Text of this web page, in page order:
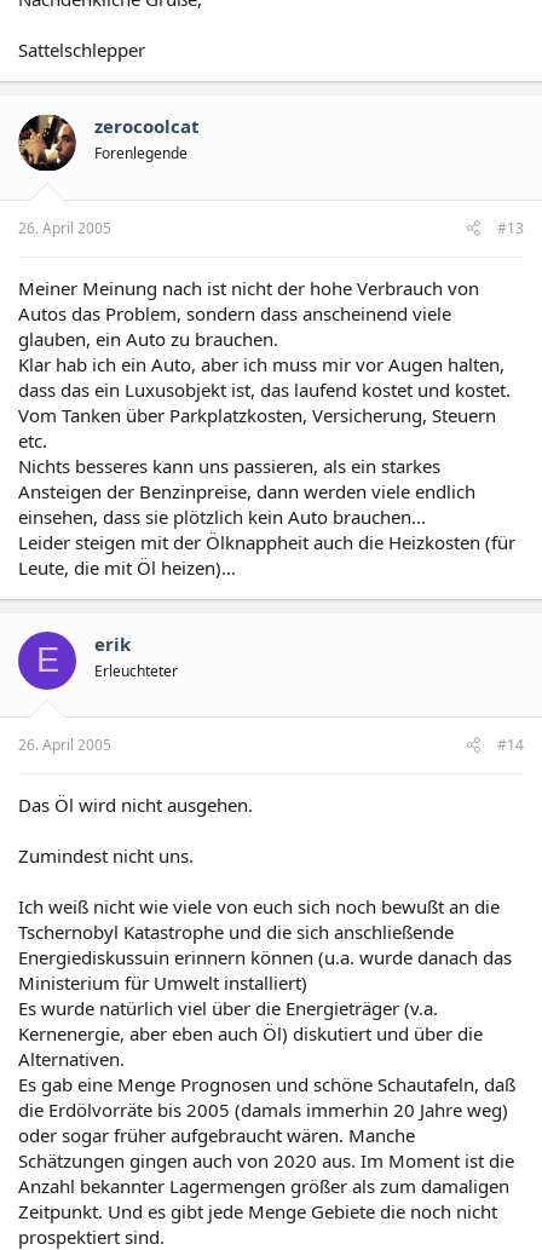
Sattelschlepper
zerocoolcat
Forenlegende
26. April 2005 #13
Meiner Meinung nach ist nicht der hohe Verbrauch von
Autos das Problem, sondern dass anscheinend viele
glauben, ein Auto zu brauchen.
Klar hab ich ein Auto, aber ich muss mir vor Augen halten,
dass das ein Luxusobjekt ist, das laufend kostet und kostet.
Vom Tanken über Parkplatzkosten, Versicherung, Steuern
etc.
Nichts besseres kann uns passieren, als ein starkes
Ansteigen der Benzinpreise, dann werden viele endlich
einsehen, dass sie plötzlich kein Auto brauchen...
Leider steigen mit der Ölknappheit auch die Heizkosten (für
Leute, die mit Öl heizen)...
E erik
Erleuchteter
26. April 2005 #14
Das Öl wird nicht ausgehen.
Zumindest nicht uns.
Ich weiß nicht wie viele von euch sich noch bewußt an die
Tschernobyl Katastrophe und die sich anschließende
Energiediskussuin erinnern können (u.a. wurde danach das
Ministerium für Umwelt installiert)
Es wurde natürlich viel über die Energieträger (v.a.
Kernenergie, aber eben auch Öl) diskutiert und über die
Alternativen.
Es gab eine Menge Prognosen und schöne Schautafeln, daß
die Erdölvorräte bis 2005 (damals immerhin 20 Jahre weg)
oder sogar früher aufgebraucht wären. Manche
Schätzungen gingen auch von 2020 aus. Im Moment ist die
Anzahl bekannter Lagermengen größer als zum damaligen
Zeitpunkt. Und es gibt jede Menge Gebiete die noch nicht
prospektiert sind.